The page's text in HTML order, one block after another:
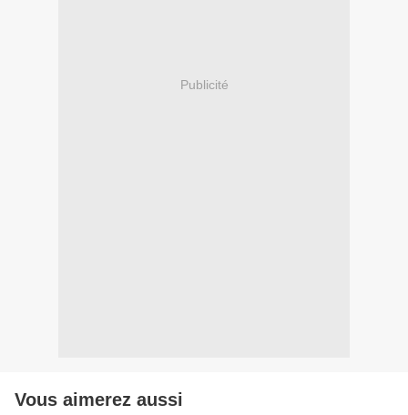
Publicité
Vous aimerez aussi